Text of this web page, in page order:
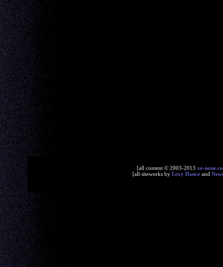
[all content © 2003-2013 xe-
[all siteworks by Lexy Danceand